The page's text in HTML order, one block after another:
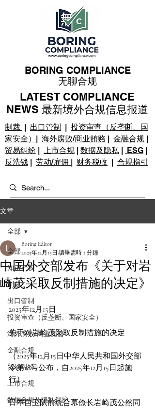
制裁 | 出口管制 | 投资审查（反垄断、国
家安全） | 海外腐败/商业贿赂 | 金融合规 |
贸易纠纷 | 上市合规 | 数据及隐私 | ESG |
反洗钱 | 劳动/雇佣 | 财务税收 | 合规指引
BORING COMPLIANCE
无聊合规
LATEST COMPLIANCE
NEWS 最新境外合规信息报道
文章
全部
知识产权
制裁
出口管制
投资审查（反垄断、国家安全）
海外腐败/商业贿赂
金融合规
贸易纠纷
上市合规
数据合规及隐私保护
全部
中国外交部发布《关于对岩
崎茂采取反制措施的决定》
Boring Editor
2025年12月15日 讀畢需時 1 分鐘
2025年12月15日
关于对岩崎茂采取反制措施的决定
（2025年12月15日中华人民共和国外交部
令第18号公布，自2025年12月15日起施
行）
日本自卫队前统合幕僚长岩崎茂公然同